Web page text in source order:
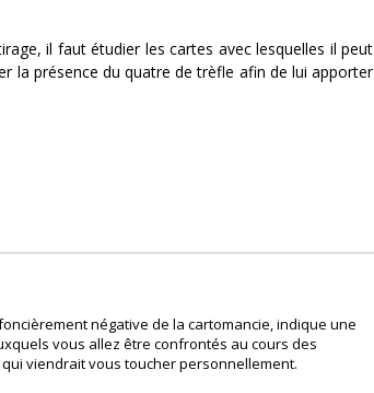
il faut étudier les cartes avec lesquelles il peut
la présence du quatre de trèfle afin de lui apporter
négative de la cartomancie, indique une
vous allez être confrontés au cours des
viendrait vous toucher personnellement.